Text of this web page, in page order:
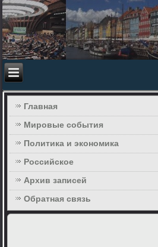
Главная
Мировые события
Политика и экономика
Российское
Архив записей
Обратная связь